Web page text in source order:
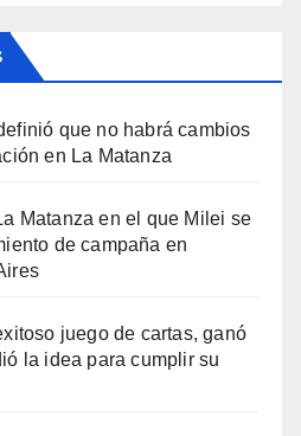
que no habrá cambios
en La Matanza
Matanza en el que Milei se
de campaña en
juego de cartas, ganó
la idea para cumplir su